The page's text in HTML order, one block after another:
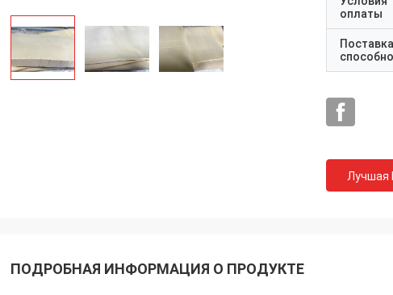
оплаты
Поставка
Лучшая
ПОДРОБНАЯ ИНФОРМАЦИЯ О ПРОДУКТЕ